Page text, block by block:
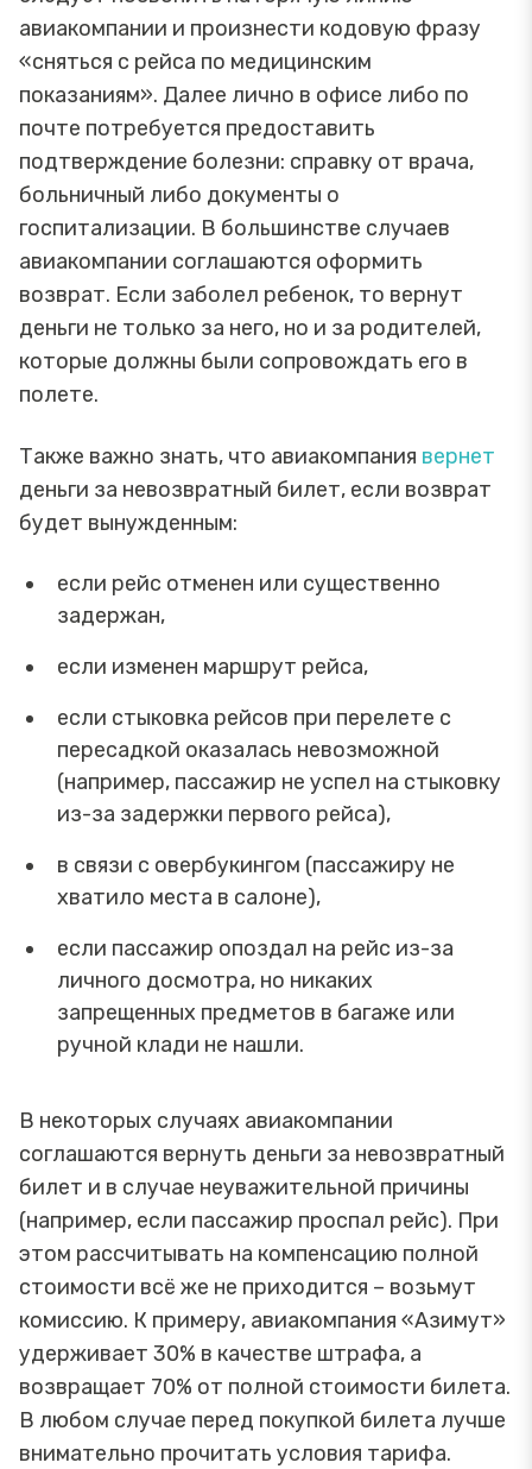
авиакомпании и произнести кодовую фразу
«сняться с рейса по медицинским
показаниям». Далее лично в офисе либо по
почте потребуется предоставить
подтверждение болезни: справку от врача,
больничный либо документы о
госпитализации. В большинстве случаев
авиакомпании соглашаются оформить
возврат. Если заболел ребенок, то вернут
деньги не только за него, но и за родителей,
которые должны были сопровождать его в
полете.
Также важно знать, что авиакомпания вернет
деньги за невозвратный билет, если возврат
будет вынужденным:
если рейс отменен или существенно
задержан,
если изменен маршрут рейса,
если стыковка рейсов при перелете с
пересадкой оказалась невозможной
(например, пассажир не успел на стыковку
из-за задержки первого рейса),
в связи с овербукингом (пассажиру не
хватило места в салоне),
если пассажир опоздал на рейс из-за
личного досмотра, но никаких
запрещенных предметов в багаже или
ручной клади не нашли.
В некоторых случаях авиакомпании
соглашаются вернуть деньги за невозвратный
билет и в случае неуважительной причины
(например, если пассажир проспал рейс). При
этом рассчитывать на компенсацию полной
стоимости всё же не приходится – возьмут
комиссию. К примеру, авиакомпания «Азимут»
удерживает 30% в качестве штрафа, а
возвращает 70% от полной стоимости билета.
В любом случае перед покупкой билета лучше
внимательно прочитать условия тарифа.